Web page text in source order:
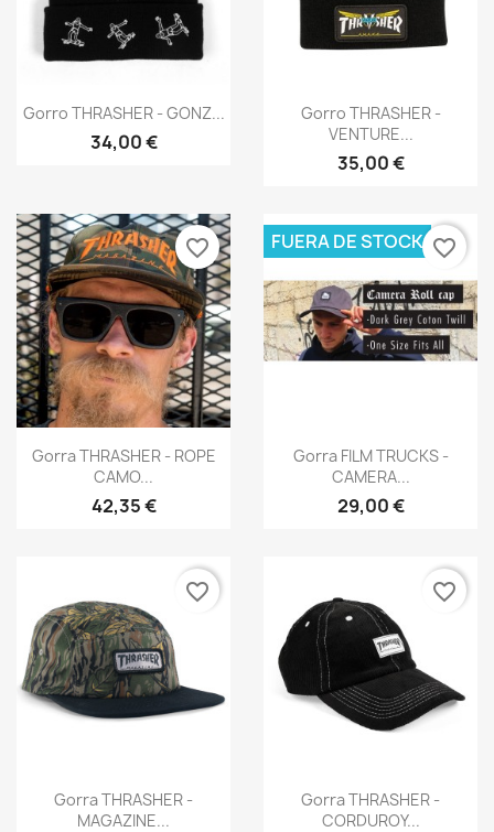
Vista rápida
Gorro THRASHER - GONZ...
34,00 €
Vista rápida
Gorro THRASHER -
VENTURE...
35,00 €
Vista rápida
Gorra THRASHER - ROPE
CAMO...
42,35 €
favorite_border
Vista rápida
Gorra FILM TRUCKS -
CAMERA...
29,00 €
FUERA DE STOCK favorite_border
Vista rápida
Gorra THRASHER -
MAGAZINE...
favorite_border
Vista rápida
Gorra THRASHER -
CORDUROY...
favorite_border